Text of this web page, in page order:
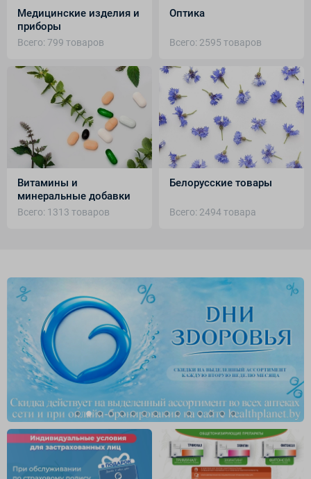
Медицинские изделия и
приборы
Всего: 799 товаров
Оптика
Всего: 2595 товаров
Витамины и
минеральные добавки
Всего: 1313 товаров
Белорусские товары
Всего: 2494 товара